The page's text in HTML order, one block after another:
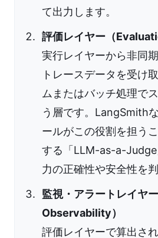
て出力します。
評価レイヤー（
実行レイヤーから非同
トレースデータを受け
ムまたはバッチ処理で
う層です。LangSmith
ールがこの役割を担う
する「LLM-as-a-Judge
力の正確性や安全性を判
監視・アラートレイヤ
Observability）
評価レイヤーで算出さ